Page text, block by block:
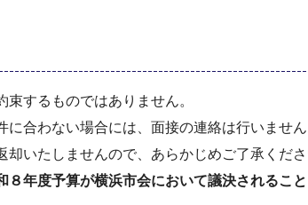
するものではありません。
に合わない場合には、面接の連絡は行いません
却いたしませんので、あらかじめご了承くださ
８年度予算が横浜市会において議決されること